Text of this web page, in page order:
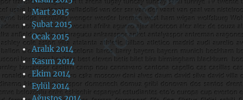
Mart 2015
Şubat 2015
Ocak 2015
Aralık 2014
Kasım 2014
Ekim 2014
Eylül 2014